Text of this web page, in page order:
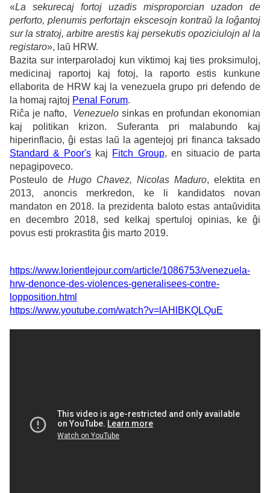
«La sekurecaj fortoj uzadis misproporcian uzadon de
perforto, plenumis perfortajn ekscesojn kontraŭ la loĝantoj
sur la stratoj, arbitre arestis kaj persekutis opoziciulojn al la
registaro», laŭ HRW.
Bazita sur interparoladoj kun viktimoj kaj ties proksimuloj,
medicinaj raportoj kaj fotoj, la raporto estis kunkune
ellaborita de HRW kaj la venezuela grupo pri defendo de
la homaj rajtoj Penal Forum.
Riĉa je nafto, Venezuelo sinkas en profundan ekonomian
kaj politikan krizon. Suferanta pri malabundo kaj
hiperinflacio, ĝi estas laŭ la agentejoj pri financa taksado
Standard & Poor's kaj Fitch Group, en situacio de parta
nepagipoveco.
Posteulo de Hugo Chavez, Nicolas Maduro, elektita en
2013, anoncis merkredon, ke li kandidatos novan
mandaton en 2018. la prezidenta baloto estas antaŭvidita
en decembro 2018, sed kelkaj spertuloj opinias, ke ĝi
povus esti prokrastita ĝis marto 2019.
https://www.lorientlejour.com/article/1086753/venezuela-
hrw-denonce-des-violences-generalisees-contre-
lopposition.html
https://www.youtube.com/watch?v=lAHlBKQLQuE